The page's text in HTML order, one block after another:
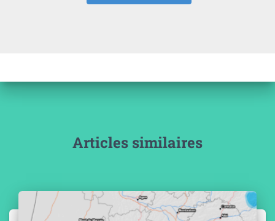
Articles similaires